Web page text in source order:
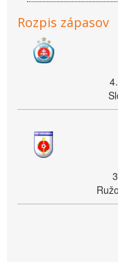
Rozpis zápasov